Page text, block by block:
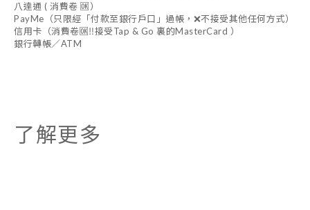
八達通 ( 消費卷 🆗）
PayMe（只限經「付款至銀行戶口」過帳，❌不接受其他任何方式）
信用卡（消費卷🆗‼️接受Tap & Go 裏的MasterCard ）
銀行轉帳／ATM
了解更多